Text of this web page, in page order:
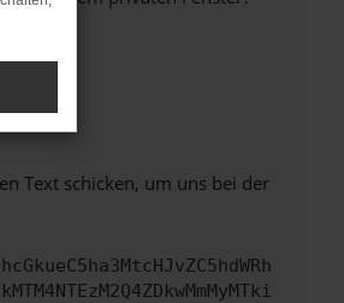
Text schicken, um uns bei der